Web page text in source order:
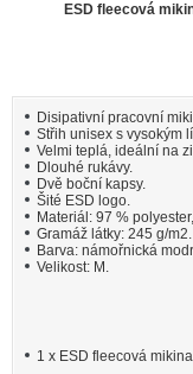
ESD fleecová
Disipativní pracovní
Střih unisex s vysokým
Velmi teplá, ideální na
Dlouhé rukávy.
Dvě boční kapsy.
Šité ESD logo.
Materiál: 97 %
Gramáž látky: 245 g/m2.
Barva: námořnická
Velikost: M.
1 x ESD fleecová